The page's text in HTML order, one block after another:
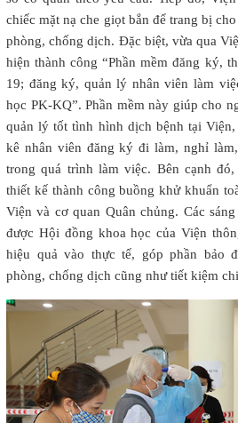
chiếc mặt nạ che giọt bắn để trang bị
phòng, chống dịch. Đặc biệt, vừa qua
hiện thành công “Phần mềm đăng ký,
19; đăng ký, quản lý nhân viên làm
học PK-KQ”. Phần mềm này giúp cho
quản lý tốt tình hình dịch bệnh tại
kê nhân viên đăng ký đi làm, nghỉ
trong quá trình làm việc. Bên cạnh
thiết kế thành công buồng khử khuẩn
Viện và cơ quan Quân chủng. Các
được Hội đồng khoa học của Viện
hiệu quả vào thực tế, góp phần bảo
phòng, chống dịch cũng như tiết kiệm